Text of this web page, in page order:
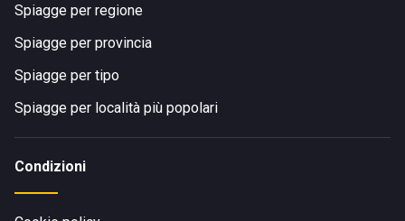
Spiagge per regione
Spiagge per provincia
Spiagge per tipo
Spiagge per località più popolari
Condizioni